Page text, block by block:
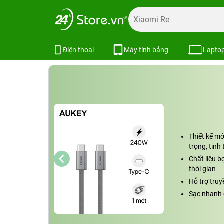
Điện thoại Máy tính bảng
Trang chủ Cốc - Cáp Sạc
Thiết kế
trọng, tinh
Chất liệu
thời gian
Hỗ trợ
Sạc